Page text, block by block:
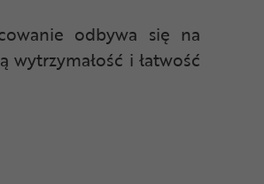
odbywa się na
i łatwość